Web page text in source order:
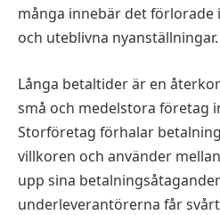
många innebär det
och uteblivna nyanställningar.
Långa betaltider är en
små och medelstora företag
Storföretag förhalar
villkoren och använder
upp sina
underleverantörerna får